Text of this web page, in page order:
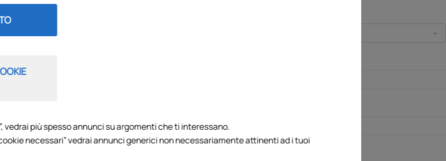
vedrai più spesso annunci su argomenti che ti interessano.
necessari” vedrai annunci generici non necessariamente attinenti ad i tuoi